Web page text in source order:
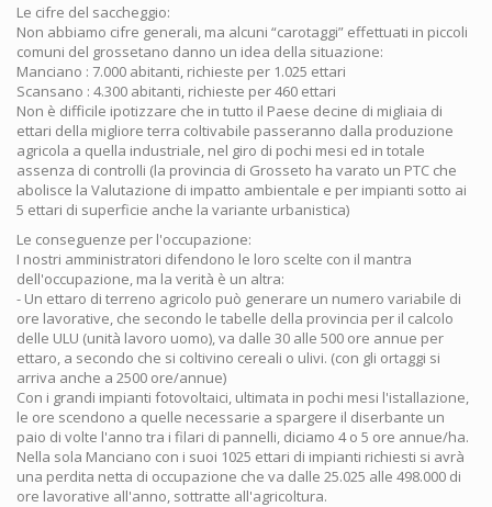
Le cifre del saccheggio:
Non abbiamo cifre generali, ma alcuni “carotaggi” effettuati in piccoli
comuni del grossetano danno un idea della situazione:
Manciano : 7.000 abitanti, richieste per 1.025 ettari
Scansano : 4.300 abitanti, richieste per 460 ettari
Non è difficile ipotizzare che in tutto il Paese decine di migliaia di
ettari della migliore terra coltivabile passeranno dalla produzione
agricola a quella industriale, nel giro di pochi mesi ed in totale
assenza di controlli (la provincia di Grosseto ha varato un PTC che
abolisce la Valutazione di impatto ambientale e per impianti sotto ai
5 ettari di superficie anche la variante urbanistica)
Le conseguenze per l'occupazione:
I nostri amministratori difendono le loro scelte con il mantra
dell'occupazione, ma la verità è un altra:
- Un ettaro di terreno agricolo può generare un numero variabile di
ore lavorative, che secondo le tabelle della provincia per il calcolo
delle ULU (unità lavoro uomo), va dalle 30 alle 500 ore annue per
ettaro, a secondo che si coltivino cereali o ulivi. (con gli ortaggi si
arriva anche a 2500 ore/annue)
Con i grandi impianti fotovoltaici, ultimata in pochi mesi l'istallazione,
le ore scendono a quelle necessarie a spargere il diserbante un
paio di volte l'anno tra i filari di pannelli, diciamo 4 o 5 ore annue/ha.
Nella sola Manciano con i suoi 1025 ettari di impianti richiesti si avrà
una perdita netta di occupazione che va dalle 25.025 alle 498.000 di
ore lavorative all'anno, sottratte all'agricoltura.